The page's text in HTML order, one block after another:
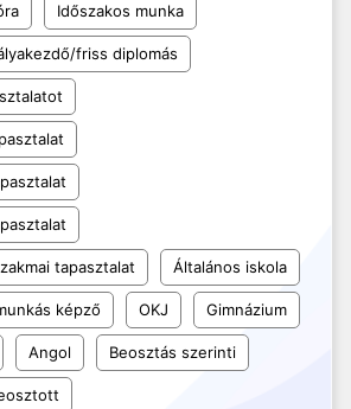
Időszakos munka
friss diplomás
tapasztalat Általános iskola
képző OKJ Gimnázium
Angol Beosztás szerinti